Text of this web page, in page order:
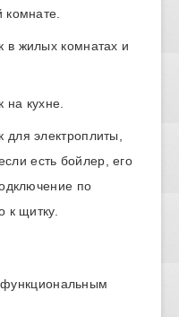
комнате.
в жилых комнатах и
на кухне.
для электроплиты,
есть бойлер, его
по
к щитку.